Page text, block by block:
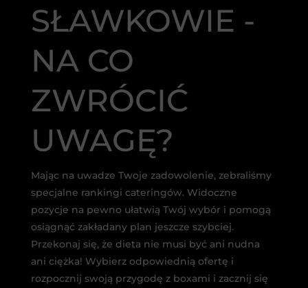
SŁAWKOWIE -
NA CO
ZWRÓCIĆ
UWAGĘ?
Mając na uwadze Twoje zadowolenie, zebraliśmy
specjalne rankingi cateringów. Widoczne
pozycje na pewno ułatwią Twój wybór i pomogą
osiągnąć zakładany plan jeszcze szybciej.
Przekonaj się, że dieta nie musi być ani nudna
ani ciężka! Wybierz odpowiednią ofertę i
rozpocznij swoją przygodę z boxami i zacznij się